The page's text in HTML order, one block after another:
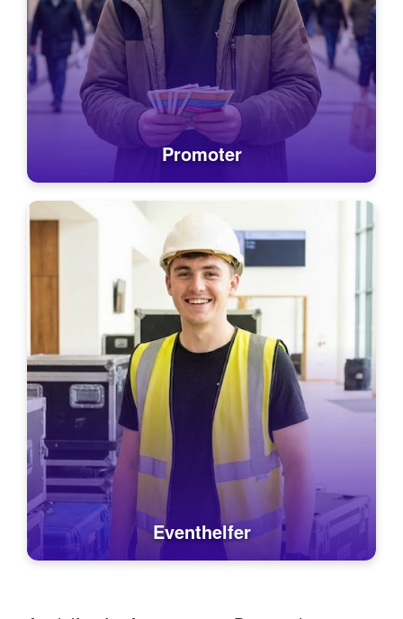
Promoter
Eventhelfer